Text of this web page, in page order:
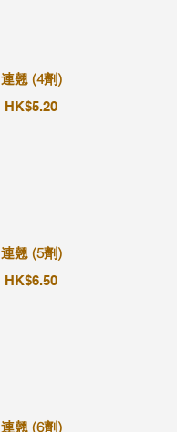
連翹 (4劑)
HK$5.20
連翹 (5劑)
HK$6.50
連翹 (6劑)